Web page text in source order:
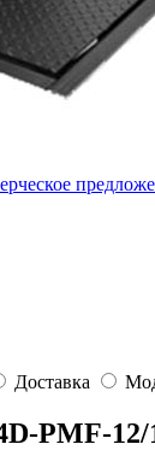
Доставка
PMF-12/